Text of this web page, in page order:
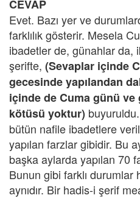
CEVAP
Evet. Bazı yer ve
farklılık gösterir. Mesela
ibadetler de, günahlar da,
şerifte, (Sevaplar içinde
gecesinde yapılandan
içinde de Cuma günü
kötüsü yoktur)
bütün nafile ibadetlere
yapılan farzlar gibidir. Bu
başka aylarda yapılan 70
Bunun gibi farklı
aynıdır. Bir hadis-i şerif